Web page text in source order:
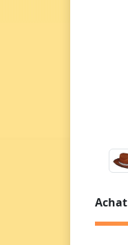
Achat